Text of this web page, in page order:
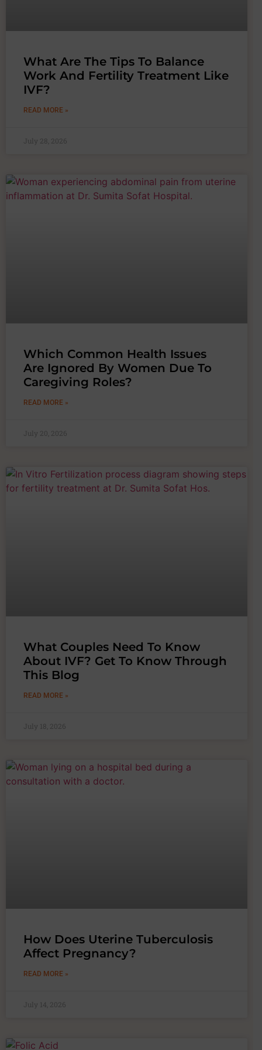
What Are The Tips To Balance
Work And Fertility Treatment Like
IVF?
READ MORE »
July 28, 2026
Which Common Health Issues
Are Ignored By Women Due To
Caregiving Roles?
READ MORE »
July 20, 2026
What Couples Need To Know
About IVF? Get To Know Through
This Blog
READ MORE »
July 18, 2026
How Does Uterine Tuberculosis
Affect Pregnancy?
READ MORE »
July 14, 2026